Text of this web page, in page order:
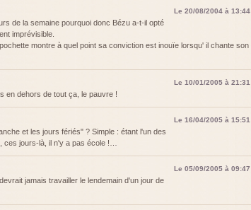
Le 20/08/2004 à 13:44
de la semaine pourquoi donc Bézu a-t-il opté
imprévisible.
montre à quel point sa conviction est inouïe lorsqu' il chante son
Le 10/01/2005 à 21:31
en dehors de tout ça, le pauvre !
Le 16/04/2005 à 15:51
et les jours fériés" ? Simple : étant l'un des
jours-là, il n'y a pas école !…
Le 05/09/2005 à 09:47
jamais travailler le lendemain d'un jour de